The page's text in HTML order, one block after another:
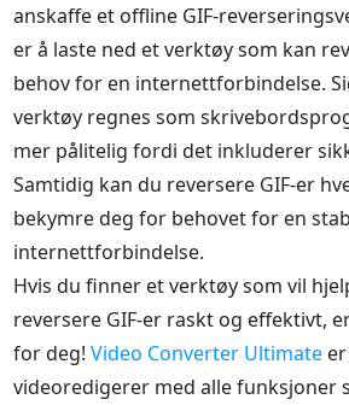
anskaffe et offline GIF-
er å laste ned et verktøy som kan
behov for en internettforbindelse.
verktøy regnes som
mer pålitelig fordi det inkluderer
Samtidig kan du reversere GIF-er
bekymre deg for behovet for en
internettforbindelse.
Hvis du finner et verktøy som vil
reversere GIF-er raskt og effektivt,
for deg!Video Converter Ultimate
videoredigerer med alle funksjoner